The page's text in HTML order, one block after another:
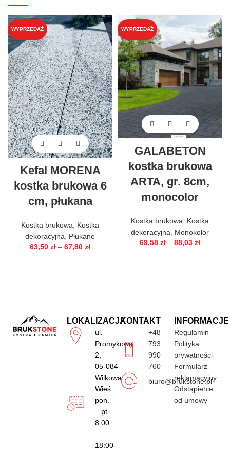
WYPRZEDAŻ
Kefal MORENA
kostka brukowa 6
cm, płukana
Kostka brukowa
Kostka
dekoracyjna
Płukane
63,50 zł – 67,80 zł
WYPRZEDAŻ
GALABETON
kostka brukowa
ARTA, gr. 8cm,
monocolor
Kostka brukowa
Kostka
dekoracyjna
Monokolor
69,58 zł – 88,03 zł
LOKALIZACJA
ul.
Promykowa
2,
05-084
Wilkowa
Wieś
pon.
– pt.
8:00
–
18:00
KONTAKT
+48
793
990
760
biuro@brukstone.pl
INFORMACJE
Regulamin
Polityka
prywatności
Formularz
reklamacyjny
Odstąpienie
od umowy